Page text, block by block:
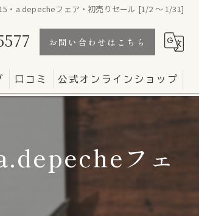
・a.depecheフェア・初売りセール [1/2 〜 1/31]
お問い合わせはこちら
口コミ 公式オンラインショップ
フェ